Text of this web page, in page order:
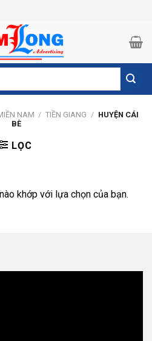
NAM / TIỀN GIANG / HUYỆN CÁI
BÈ
LỌC
khớp với lựa chọn của bạn.